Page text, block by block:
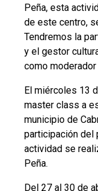
Peña, esta
de este centro,
Tendremos la
y el gestor
como moderador
El miércoles 13
master class a
municipio de
participación del
actividad se
Peña.
Del 27 al 30 de